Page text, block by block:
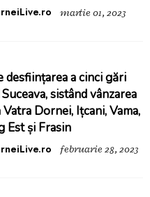
martie 01, 2023
desființarea a cinci gări
sistând vânzarea
Dornei, Ițcani, Vama,
Est și Frasin
februarie 28, 2023